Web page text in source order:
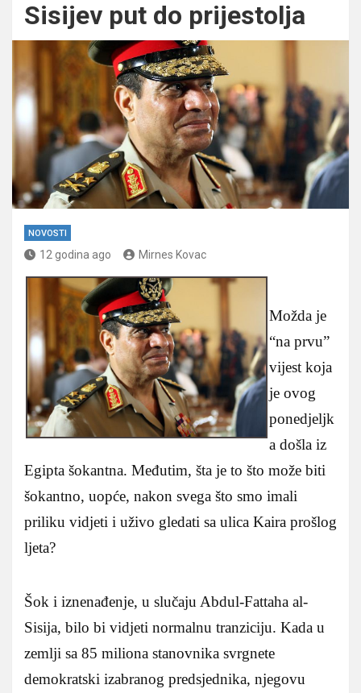
Sisijev put do prijestolja
NOVOSTI
12 godina ago Mirnes Kovac
Možda je
“na prvu”
vijest koja
je ovog
ponedjeljk
a došla iz
Egipta šokantna. Međutim, šta je to što može biti
šokantno, uopće, nakon svega što smo imali
priliku vidjeti i uživo gledati sa ulica Kaira prošlog
ljeta?
Šok i iznenađenje, u slučaju Abdul-Fattaha al-
Sisija, bilo bi vidjeti normalnu tranziciju. Kada u
zemlji sa 85 miliona stanovnika svrgnete
demokratski izabranog predsjednika, njegovu